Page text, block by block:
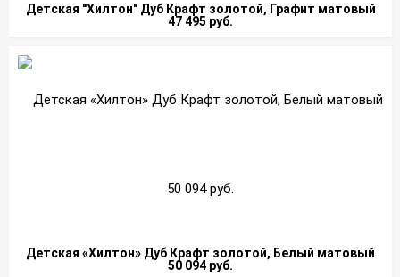
Детская "Хилтон" Дуб Крафт золотой, Графит матовый
47 495 руб.
Детская «Хилтон» Дуб Крафт золотой, Белый матовый
50 094 руб.